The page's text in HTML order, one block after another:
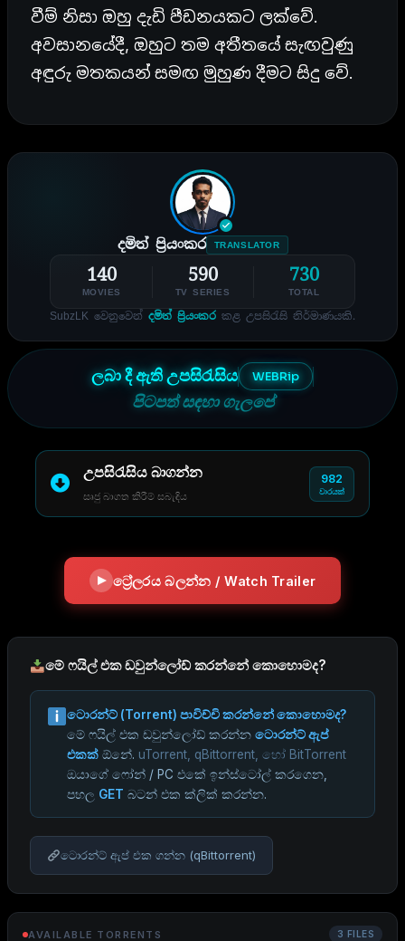
වීම් නිසා ඔහු දැඩි පීඩනයකට ලක්වේ.
අවසානයේදී, ඔහුට තම අතීතයේ සැඟවුණු
අඳුරු මතකයන් සමඟ මුහුණ දීමට සිදු වේ.
දමිත් ප්‍රියංකර TRANSLATOR
140
MOVIES
590
TV SERIES
730
TOTAL
SubzLK වෙනුවෙන් දමිත් ප්‍රියංකර කළ උපසිරැසි නිර්මාණයකි.
ලබා දී ඇති උපසිරැසිය WEBRip
පිටපත් සඳහා ගැලපේ
උපසිරැසිය බාගන්න
සෘජු බාගත කිරීම් සබැඳිය
982
වාරයක්
ට්‍රේලරය බලන්න / Watch Trailer
මේ ෆයිල් එක ඩවුන්ලෝඩ් කරන්නේ කොහොමද?
ටොරන්ට් (Torrent) පාවිච්චි කරන්නේ කොහොමද?
මේ ෆයිල් එක ඩවුන්ලෝඩ් කරන්නටොරන්ට් ඇප්
එකක් ඕනේ. uTorrent, qBittorrent, හෝ BitTorrent
ඔයාගේ ෆෝන් / PC එකේ ඉන්ස්ටෝල් කරගෙන,
පහල GET බටන් එක ක්ලික් කරන්න.
ටොරන්ට් ඇප් එක ගන්න (qBittorrent)
AVAILABLE TORRENTS 3 FILES